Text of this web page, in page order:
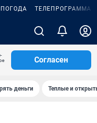
ПОГОДА ТЕЛЕПРОГРАММА
Согласен
деньги Теплые и